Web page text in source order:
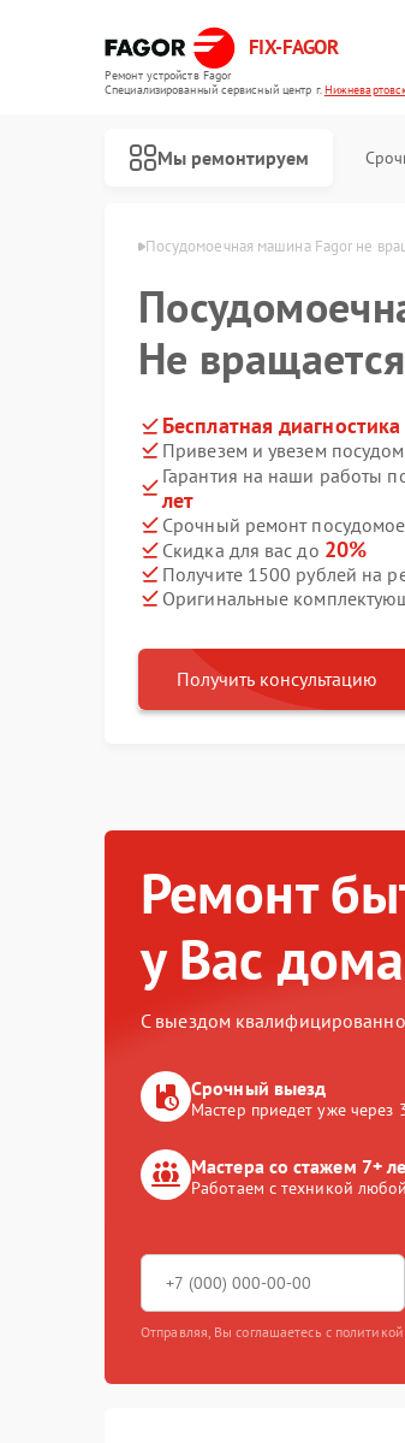
FIX-FAGOR
Ремонт устройств Fagor
Специализированный cервисный центр г.
Мы ремонтируем
Посудомоечная машина Fagor не
Не
Бесплатная диагностика
Привезем и увезем
Гарантия на наши работы
лет
Срочный ремонт
Скидка для вас до 20%
Получите 1500 рублей на
Оригинальные
Получить консультацию
Ремонт
у Вас дома
С выездом
Срочный выезд
Мастер приедет уже через
Мастера со стажем 7+
Работаем с техникой
Отправляя, Вы соглашаетесь с